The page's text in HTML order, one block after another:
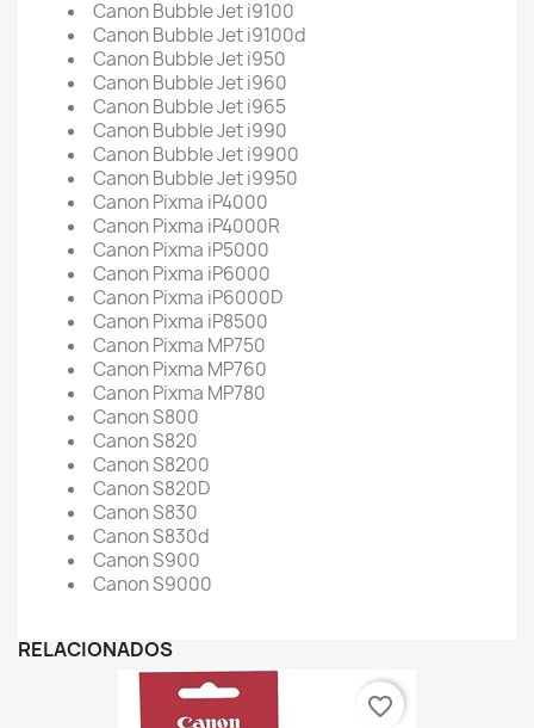
Canon Bubble Jet i9100
Canon Bubble Jet i9100d
Canon Bubble Jet i950
Canon Bubble Jet i960
Canon Bubble Jet i965
Canon Bubble Jet i990
Canon Bubble Jet i9900
Canon Bubble Jet i9950
Canon Pixma iP4000
Canon Pixma iP4000R
Canon Pixma iP5000
Canon Pixma iP6000
Canon Pixma iP6000D
Canon Pixma iP8500
Canon Pixma MP750
Canon Pixma MP760
Canon Pixma MP780
Canon S800
Canon S820
Canon S8200
Canon S820D
Canon S830
Canon S830d
Canon S900
Canon S9000
RELACIONADOS
favorite_border